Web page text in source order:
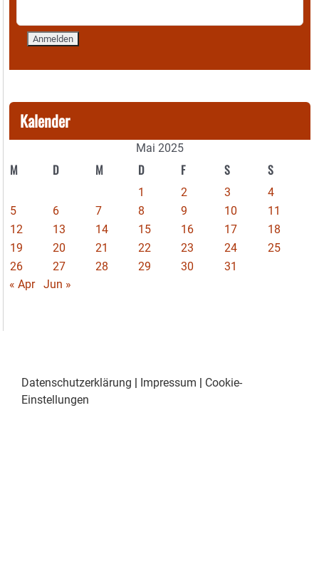
Kalender
Mai 2025
M D M D F S S
1 2 3
4
5
6 7 8 9 10
11
12
13 14 15 16 17
18
19
20 21 22 23 24
25
26
27 28 29 30
31
« Apr
Jun »
Datenschutzerklärung | Impressum | Cookie-
Einstellungen